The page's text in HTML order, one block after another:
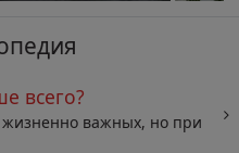
всего?
жизненно важных, но при